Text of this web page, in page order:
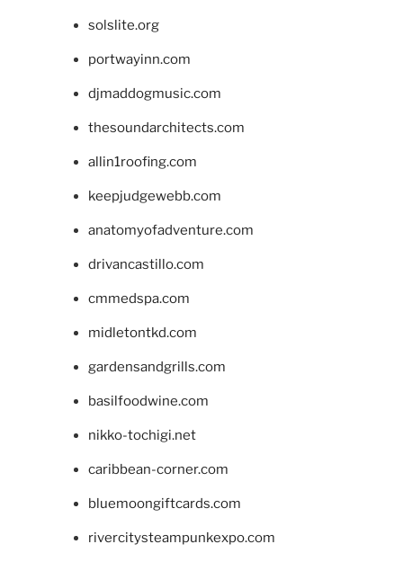
solslite.org
portwayinn.com
djmaddogmusic.com
thesoundarchitects.com
allin1roofing.com
keepjudgewebb.com
anatomyofadventure.com
drivancastillo.com
cmmedspa.com
midletontkd.com
gardensandgrills.com
basilfoodwine.com
nikko-tochigi.net
caribbean-corner.com
bluemoongiftcards.com
rivercitysteampunkexpo.com